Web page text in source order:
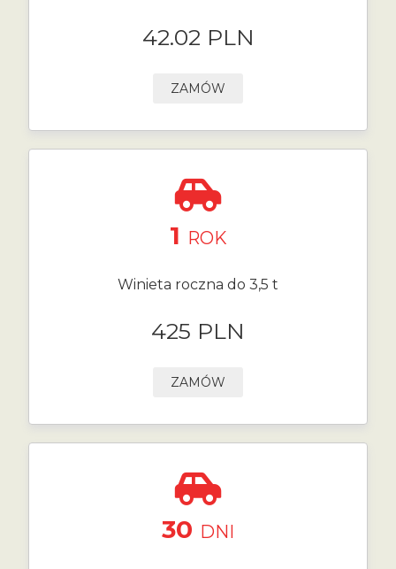
42.02 PLN
ZAMÓW
1 ROK
Winieta roczna do 3,5 t
425 PLN
ZAMÓW
30 DNI